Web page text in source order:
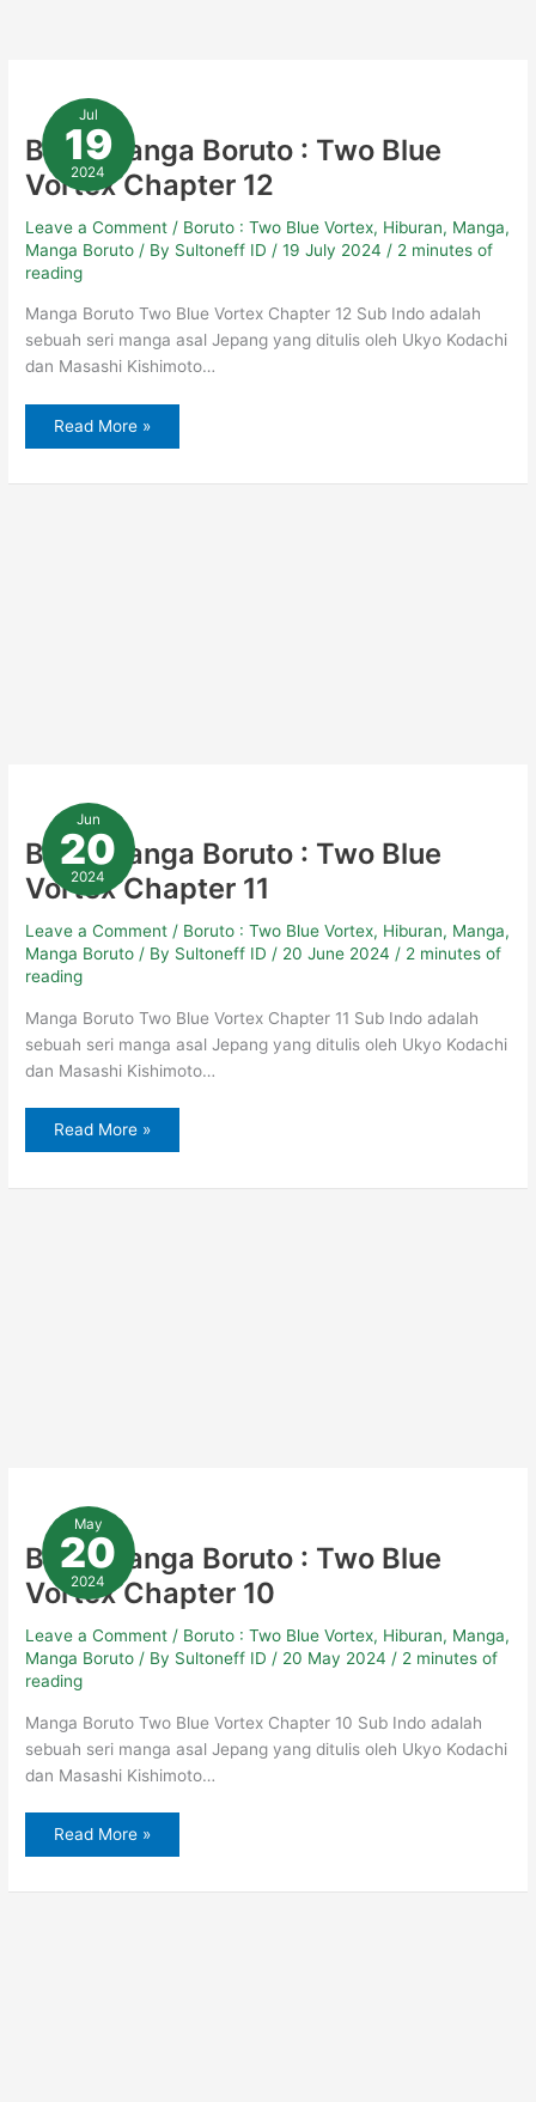
Jul
19
2024
Baca Manga Boruto : Two Blue
Vortex Chapter 12
Leave a Comment / Boruto : Two Blue Vortex, Hiburan, Manga,
Manga Boruto / By Sultoneff ID /19 July 2024 / 2 minutes of
reading
Manga Boruto Two Blue Vortex Chapter 12 Sub Indo adalah
sebuah seri manga asal Jepang yang ditulis oleh Ukyo Kodachi
dan Masashi Kishimoto…
Manga
Boruto
Blue
Vortex
Chapter
Read More »
Jun
20
2024
Baca Manga Boruto : Two Blue
Vortex Chapter 11
Leave a Comment / Boruto : Two Blue Vortex, Hiburan, Manga,
Manga Boruto / By Sultoneff ID/ 20 June 2024/ 2 minutes of
reading
Manga Boruto Two Blue Vortex Chapter 11 Sub Indo adalah
sebuah seri manga asal Jepang yang ditulis oleh Ukyo Kodachi
dan Masashi Kishimoto…
Manga
Boruto
Two
Blue
Vortex
Chapter
Read More »
May
20
2024
Baca Manga Boruto : Two Blue
Vortex Chapter 10
Leave a Comment / Boruto : Two Blue Vortex, Hiburan, Manga,
Manga Boruto / By Sultoneff ID / 20 May 2024 / 2 minutes of
reading
Manga Boruto Two Blue Vortex Chapter 10 Sub Indo adalah
sebuah seri manga asal Jepang yang ditulis oleh Ukyo Kodachi
dan Masashi Kishimoto…
Manga
Boruto
Two
Blue
Vortex
Chapter
Read More »